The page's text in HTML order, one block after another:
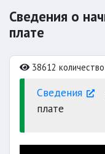
Сведения о
плате
38612
Сведения
плате